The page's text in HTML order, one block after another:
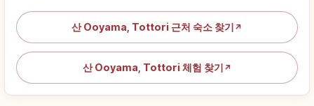
산 Ooyama, Tottori 근처 숙소 찾기 ↗
산 Ooyama, Tottori 체험 찾기 ↗